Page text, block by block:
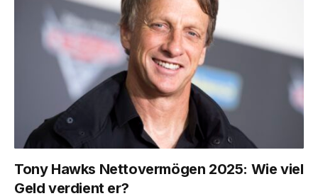
Tony Hawks Nettovermögen 2025: Wie viel
Geld verdient er?